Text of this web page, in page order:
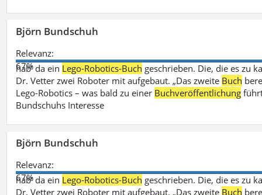
Björn Bundschuh
Relevanz:
67%
hab‘ da ein Lego-Robotics-Buch geschrieben. Die, die es zu
Dr. Vetter zwei Roboter mit aufgebaut. „Das zweite Buch
Lego-Robotics – was bald zu einer Buchveröffentlichung
Bundschuhs Interesse
Björn Bundschuh
Relevanz:
67%
hab‘ da ein Lego-Robotics-Buch geschrieben. Die, die es zu
Dr. Vetter zwei Roboter mit aufgebaut. „Das zweite Buch